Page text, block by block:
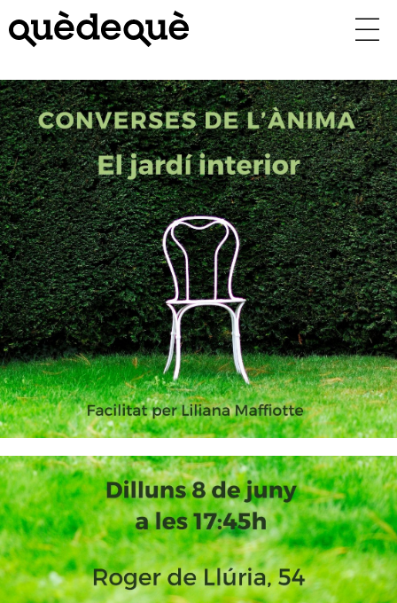
contingut